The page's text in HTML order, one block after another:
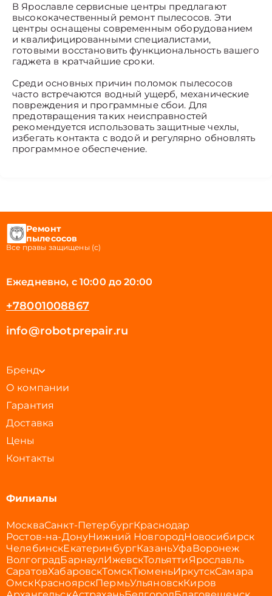
В Ярославле сервисные центры предлагают
высококачественный ремонт пылесосов. Эти
центры оснащены современным оборудованием
и квалифицированными специалистами,
готовыми восстановить функциональность вашего
гаджета в кратчайшие сроки.
Среди основных причин поломок пылесосов
часто встречаются водный ущерб, механические
повреждения и программные сбои. Для
предотвращения таких неисправностей
рекомендуется использовать защитные чехлы,
избегать контакта с водой и регулярно обновлять
программное обеспечение.
Ремонт
пылесосов
Все правы защищены (с)
Ежедневно, с 10:00 до 20:00
+78001008867
info@robotprepair.ru
Бренд
О компании
Гарантия
Доставка
Цены
Контакты
Филиалы
МоскваСанкт-ПетербургКраснодар
Ростов-на-ДонуНижний НовгородНовосибирск
ЧелябинскЕкатеринбургКазаньУфаВоронеж
ВолгоградБарнаулИжевскТольяттиЯрославль
СаратовХабаровскТомскТюменьИркутскСамара
ОмскКрасноярскПермьУльяновскКиров